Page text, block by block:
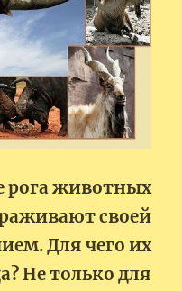
рога животных
своей
Для чего их
Не только для